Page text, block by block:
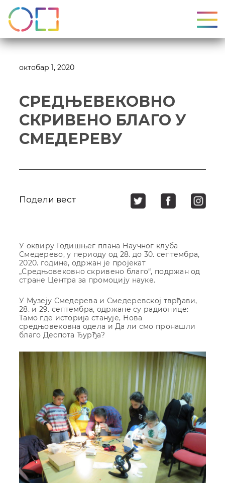
октобар 1, 2020
СРЕДЊЕВЕКОВНО
СКРИВЕНО БЛАГО У
СМЕДЕРЕВУ
Подели вест
У оквиру Годишњег плана Научног клуба
Смедерево, у периоду од 28. до 30. септембра,
2020. године, одржан је пројекат
„Средњoвековно скривено благо“, подржан од
стране Центра за промоцију науке.
У Музеју Смедерева и Смедеревској тврђави,
28. и 29. септембра, одржане су радионице:
Тамо где историја станује, Нова
средњовековна одела и Да ли смо пронашли
благо Деспота Ђурђа?